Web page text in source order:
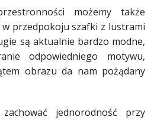
możemy także
w przedpokoju szafki z lustrami
są aktualnie bardzo modne,
odpowiedniego motywu,
obrazu da nam pożądany
jednorodność przy